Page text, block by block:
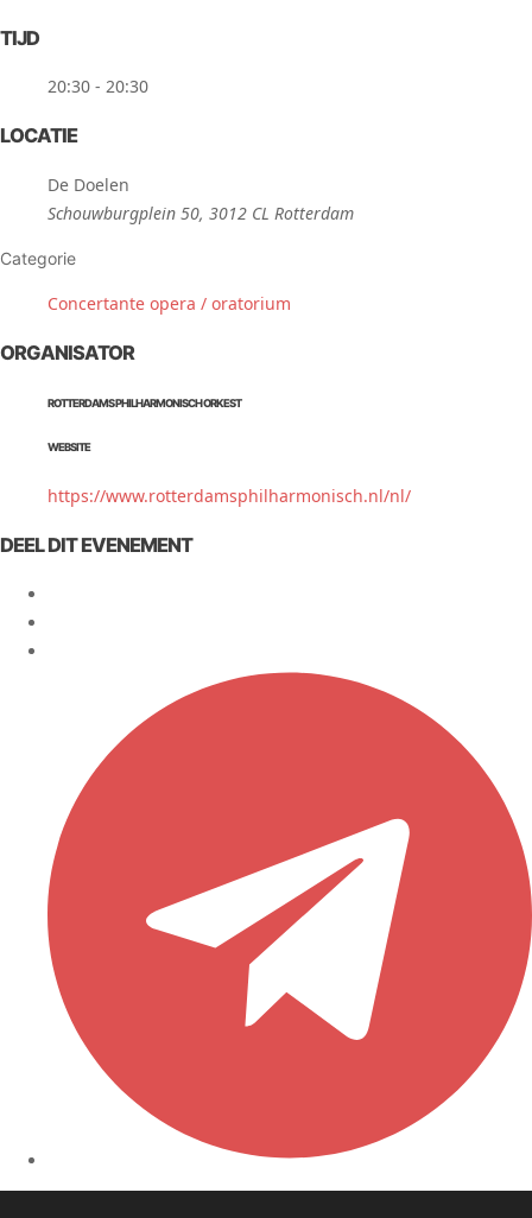
TIJD
20:30 - 20:30
LOCATIE
De Doelen
Schouwburgplein 50, 3012 CL Rotterdam
Categorie
Concertante opera / oratorium
ORGANISATOR
ROTTERDAMS PHILHARMONISCH ORKEST
WEBSITE
https://www.rotterdamsphilharmonisch.nl/nl/
DEEL DIT EVENEMENT